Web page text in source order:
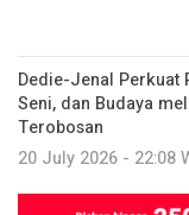
Dedie-Jenal Perkuat
Seni, dan Budaya
Terobosan
20 July 2026 - 22:08